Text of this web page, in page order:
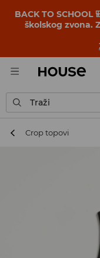
BACK TO
školskog zvona.
Traži
Crop topovi